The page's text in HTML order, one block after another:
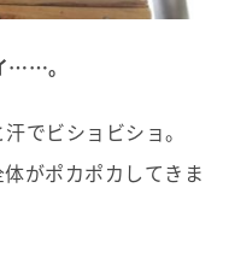
……。
でビショビショ。
がポカポカしてきま